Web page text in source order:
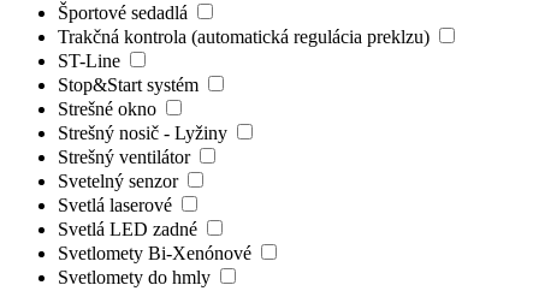
Športové sedadlá
Trakčná kontrola (automatická regulácia preklzu)
ST-Line
Stop&Start systém
Strešné okno
Strešný nosič - Lyžiny
Strešný ventilátor
Svetelný senzor
Svetlá laserové
Svetlá LED zadné
Svetlomety Bi-Xenónové
Svetlomety do hmly